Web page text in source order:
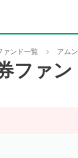
ァンド一覧 アム
ァン